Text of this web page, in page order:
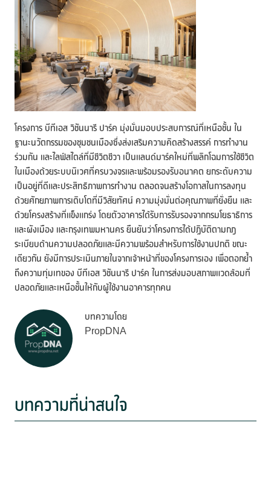
โครงการ บีทีเอส วิชันนารี ปาร์ค มุ่งมั่นมอบประสบการณ์ที่เหนือชั้น ใน
ฐานะนวัตกรรมของชุมชนเมืองซึ่งส่งเสริมความคิดสร้างสรรค์ การทำงาน
ร่วมกัน และไลฟ์สไตล์ที่มีชีวิตชีวา เป็นแลนด์มาร์คใหม่ที่พลิกโฉมการใช้ชีวิต
ในเมืองด้วยระบบนิเวศที่ครบวงจรและพร้อมรองรับอนาคต ยกระดับความ
เป็นอยู่ที่ดีและประสิทธิภาพการทำงาน ตลอดจนสร้างโอกาสในการลงทุน
ด้วยศักยภาพการเติบโตที่มีวิสัยทัศน์ ความมุ่งมั่นต่อคุณภาพที่ยั่งยืน และ
ด้วยโครงสร้างที่แข็งแกร่ง โดยตัวอาคารได้รับการรับรองจากกรมโยธาธิการ
และผังเมือง และกรุงเทพมหานคร ยืนยันว่าโครงการได้ปฏิบัติตามกฎ
ระเบียบด้านความปลอดภัยและมีความพร้อมสำหรับการใช้งานปกติ ขณะ
เดียวกัน ยังมีการประเมินภายในจากเจ้าหน้าที่ของโครงการเอง เพื่อตอกย้ำ
ถึงความทุ่มเทของ บีทีเอส วิชันนารี ปาร์ค ในการส่งมอบสภาพแวดล้อมที่
ปลอดภัยและเหนือชั้นให้กับผู้ใช้งานอาคารทุกคน
บทความโดย
PropDNA
บทความที่น่าสนใจ